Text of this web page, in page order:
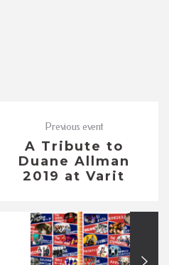
Previous event
A Tribute to
Duane Allman
2019 at Varit